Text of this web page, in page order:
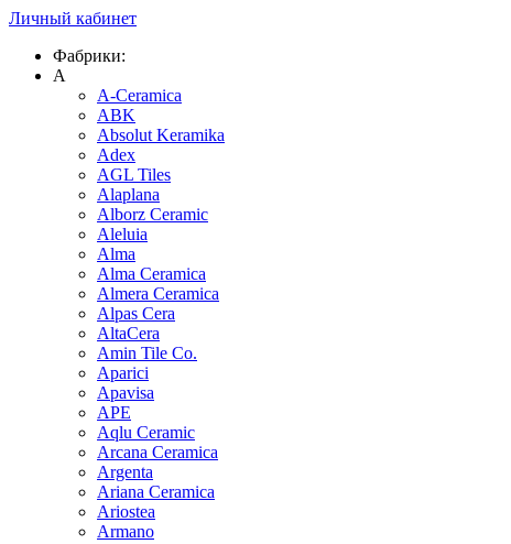
Личный кабинет
Фабрики:
A
A-Ceramica
ABK
Absolut Keramika
Adex
AGL Tiles
Alaplana
Alborz Ceramic
Aleluia
Alma
Alma Ceramica
Almera Ceramica
Alpas Cera
AltaCera
Amin Tile Co.
Aparici
Apavisa
APE
Aqlu Ceramic
Arcana Ceramica
Argenta
Ariana Ceramica
Ariostea
Armano